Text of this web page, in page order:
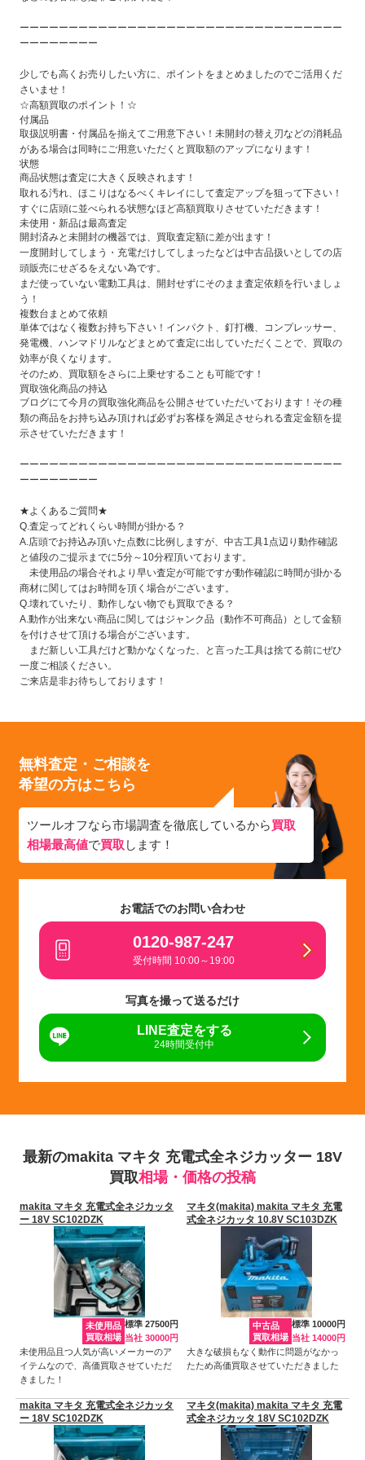
ーーーーーーーーーーーーーーーーーーーーーーーーーーーーーーーーー
ーーーーーーーー
少しでも高くお売りしたい方に、ポイントをまとめましたのでご活用くだ
さいませ！
☆高額買取のポイント！☆
付属品
取扱説明書・付属品を揃えてご用意下さい！未開封の替え刃などの消耗品
がある場合は同時にご用意いただくと買取額のアップになります！
状態
商品状態は査定に大きく反映されます！
取れる汚れ、ほこりはなるべくキレイにして査定アップを狙って下さい！
すぐに店頭に並べられる状態なほど高額買取りさせていただきます！
未使用・新品は最高査定
開封済みと未開封の機器では、買取査定額に差が出ます！
一度開封してしまう・充電だけしてしまったなどは中古品扱いとしての店
頭販売にせざるをえない為です。
まだ使っていない電動工具は、開封せずにそのまま査定依頼を行いましょ
う！
複数台まとめて依頼
単体ではなく複数お持ち下さい！インパクト、釘打機、コンプレッサー、
発電機、ハンマドリルなどまとめて査定に出していただくことで、買取の
効率が良くなります。
そのため、買取額をさらに上乗せすることも可能です！
買取強化商品の持込
ブログにて今月の買取強化商品を公開させていただいております！その種
類の商品をお持ち込み頂ければ必ずお客様を満足させられる査定金額を提
示させていただきます！
ーーーーーーーーーーーーーーーーーーーーーーーーーーーーーーーーー
ーーーーーーーー
★よくあるご質問★
Q.査定ってどれくらい時間が掛かる？
A.店頭でお持込み頂いた点数に比例しますが、中古工具1点辺り動作確認
と値段のご提示までに5分～10分程頂いております。
未使用品の場合それより早い査定が可能ですが動作確認に時間が掛かる
商材に関してはお時間を頂く場合がございます。
Q.壊れていたり、動作しない物でも買取できる？
A.動作が出来ない商品に関してはジャンク品（動作不可商品）として金額
を付けさせて頂ける場合がございます。
まだ新しい工具だけど動かなくなった、と言った工具は捨てる前にぜひ
一度ご相談ください。
ご来店是非お待ちしております！
無料査定・ご相談を
希望の方はこちら
ツールオフなら市場調査を徹底しているから買取
相場最高値で買取 します！
お電話でのお問い合わせ
0120-987-247
受付時間 10:00～19:00
写真を撮って送るだけ
LINE査定をする
24時間受付中
最新のmakita マキタ 充電式全ネジカッター 18V
買取相場・価格の投稿
makita マキタ 充電式全ネジカッタ
ー 18V SC102DZK
未使用品
買取相場
標準 27500円
当社 30000円
未使用品且つ人気が高いメーカーのア
イテムなので、高価買取させていただ
きました！
マキタ(makita) makita マキタ 充電
式全ネジカッタ 10.8V SC103DZK
中古品
買取相場
標準 10000円
当社 14000円
大きな破損もなく動作に問題がなかっ
たため高価買取させていただきました
makita マキタ 充電式全ネジカッタ
ー 18V SC102DZK
マキタ(makita) makita マキタ 充電
式全ネジカッタ 18V SC102DZK